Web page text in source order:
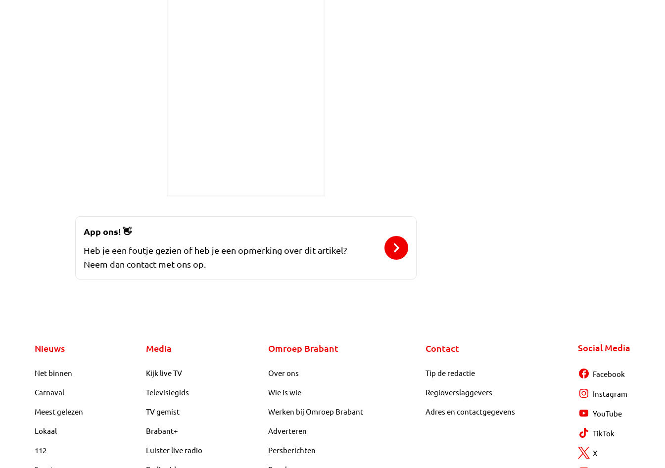
App ons!👋
Heb je een foutje gezien of heb je een opmerking over dit artikel?
Neem dan contact met ons op.
Nieuws
Net binnen
Carnaval
Meest gelezen
Lokaal
112
Media
Kijk live TV
Televisiegids
TV gemist
Brabant+
Luister live radio
Omroep Brabant
Over ons
Wie is wie
Werken bij Omroep Brabant
Adverteren
Persberichten
Contact
Tip de redactie
Regioverslaggevers
Adres en contactgegevens
Social Media
Facebook
Instagram
YouTube
TikTok
X